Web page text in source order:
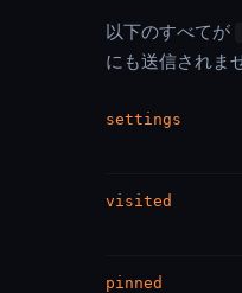
以下のすべてが
にも送信されま
settings
visited
pinned